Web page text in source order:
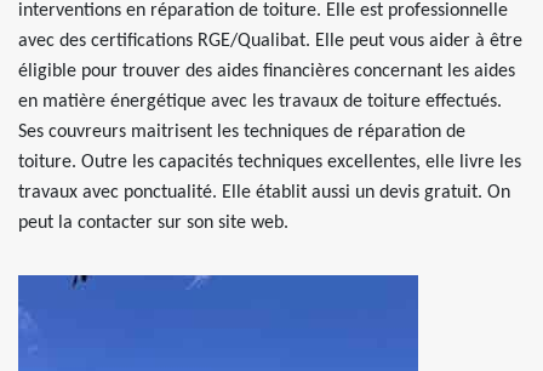
interventions en réparation de toiture. Elle est professionnelle
avec des certifications RGE/Qualibat. Elle peut vous aider à être
éligible pour trouver des aides financières concernant les aides
en matière énergétique avec les travaux de toiture effectués.
Ses couvreurs maitrisent les techniques de réparation de
toiture. Outre les capacités techniques excellentes, elle livre les
travaux avec ponctualité. Elle établit aussi un devis gratuit. On
peut la contacter sur son site web.